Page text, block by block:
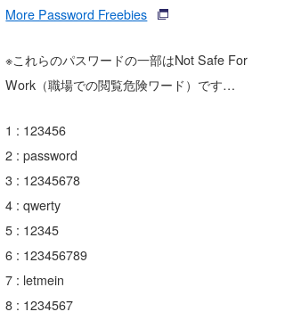
More Password Freebies
※これらのパスワードの一部はNot Safe For
Work（職場での閲覧危険ワード）です…
1 : 123456
2 : password
3 : 12345678
4 : qwerty
5 : 12345
6 : 123456789
7 : letmein
8 : 1234567
大阪
四国
沖縄
Core Surf Japan
Naoya Kimoto
メディア